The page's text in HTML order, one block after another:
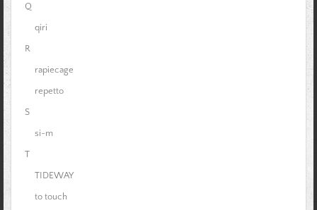
Q
qiri
R
rapiecage
repetto
S
si-m
T
TIDEWAY
to touch